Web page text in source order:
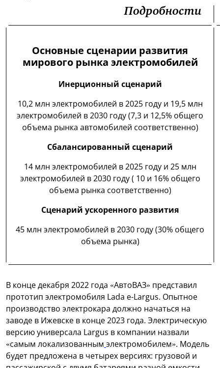
Основные сценарии развития
мирового рынка электромобилей
Инерционный сценарий
10,2 млн электромобилей в 2025 году и 19,5 млн
электромобилей в 2030 году (7,3 и 12,5% общего
объема рынка автомобилей соответственно)
Сбалансированный сценарий
14 млн электромобилей в 2025 году и 25 млн
электромобилей в 2030 году ( 10 и 16% общего
объема рынка соответственно)
Сценарий ускоренного развития
45 млн электромобилей в 2030 году (30% общего
объема рынка)
Подробности
В конце декабря 2022 года «АвтоВАЗ» представил
прототип электромобиля Lada e-Largus. Опытное
производство электрокара должно начаться на
заводе в Ижевске в конце 2023 года. Электрическую
версию универсала Largus в компании назвали
«самым локализованным электромобилем». Модель
будет предложена в четырех версиях: грузовой и